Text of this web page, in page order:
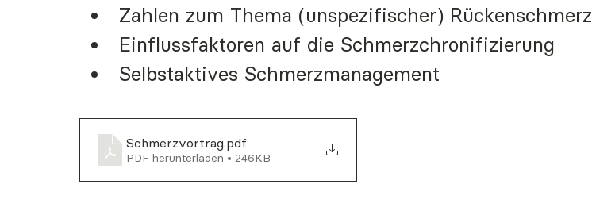
Zahlen zum Thema (unspezifischer) Rückenschmerz
Einflussfaktoren auf die Schmerzchronifizierung
Selbstaktives Schmerzmanagement
Schmerzvortrag.pdf
PDF herunterladen • 246KB